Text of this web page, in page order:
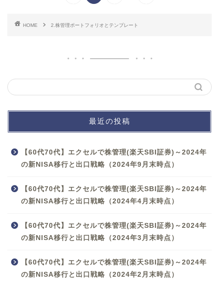
HOME 2.株管理ポートフォリオとテンプレート
最近の投稿
【60代70代】エクセルで株管理(楽天SBI証券)～2024年
の新NISA移行と出口戦略（2024年9月末時点）
【60代70代】エクセルで株管理(楽天SBI証券)～2024年
の新NISA移行と出口戦略（2024年4月末時点）
【60代70代】エクセルで株管理(楽天SBI証券)～2024年
の新NISA移行と出口戦略（2024年3月末時点）
【60代70代】エクセルで株管理(楽天SBI証券)～2024年
の新NISA移行と出口戦略（2024年2月末時点）